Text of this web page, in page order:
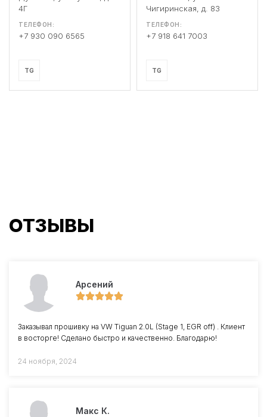
4Г
ТЕЛЕФОН:
+7 930 090 6565
TG
Чигиринская, д. 83
ТЕЛЕФОН:
+7 918 641 7003
TG
ОТЗЫВЫ
Арсений
Заказывал прошивку на VW Tiguan 2.0L (Stage 1, EGR off) . Клиент
в восторге! Сделано быстро и качественно. Благодарю!
24 ноября, 2024
Макс К.